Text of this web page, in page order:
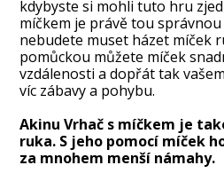
kdybyste si mohli tuto hru
míčkem je právě tou
nebudete muset házet míček
pomůckou můžete míček
vzdálenosti a dopřát tak
víc zábavy a pohybu.
Akinu Vrhač s míčkem je
ruka. S jeho pomocí míček
za mnohem menší námahy.